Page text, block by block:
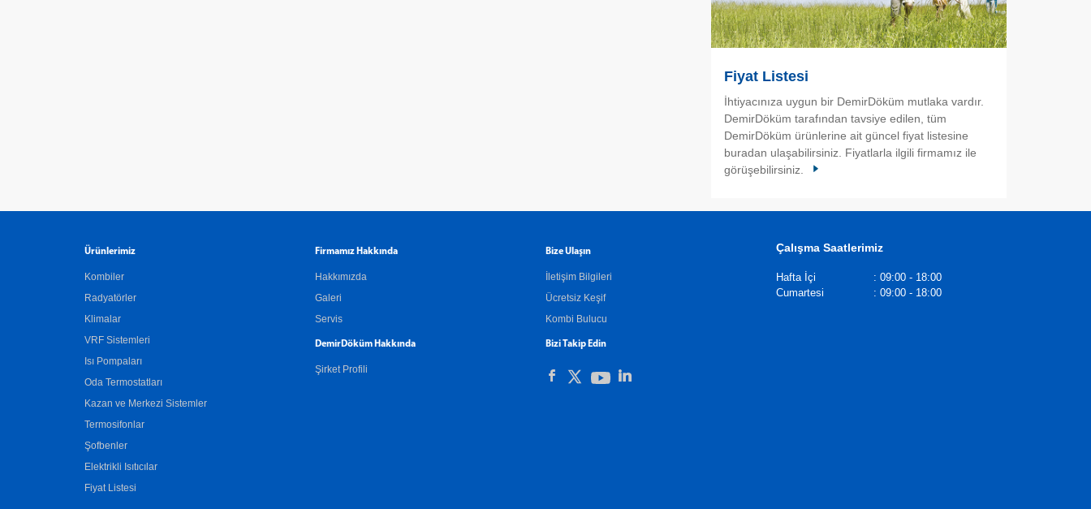
Fiyat Listesi
İhtiyacınıza uygun bir DemirDöküm mutlaka vardır.
DemirDöküm tarafından tavsiye edilen, tüm
DemirDöküm ürünlerine ait güncel fiyat listesine
buradan ulaşabilirsiniz. Fiyatlarla ilgili firmamız ile
görüşebilirsiniz.
Ürünlerimiz
Kombiler
Radyatörler
Klimalar
VRF Sistemleri
Isı Pompaları
Oda Termostatları
Kazan ve Merkezi Sistemler
Termosifonlar
Şofbenler
Elektrikli Isıtıcılar
Fiyat Listesi
Firmamız Hakkında
Hakkımızda
Galeri
Servis
DemirDöküm Hakkında
Şirket Profili
Bize Ulaşın
İletişim Bilgileri
Ücretsiz Keşif
Kombi Bulucu
Bizi Takip Edin
Çalışma Saatlerimiz
Hafta İçi : 09:00 - 18:00
Cumartesi
: 09:00 - 18:00